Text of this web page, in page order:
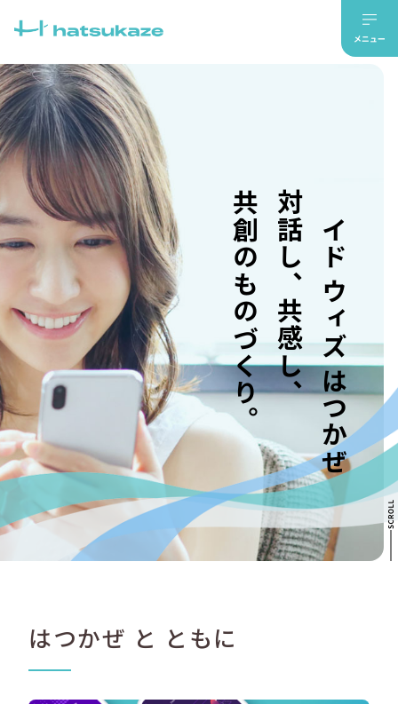
メイド ウィズ はつかぜ
対話し、共感し、
共創のものづくり。
はつかぜ と ともに